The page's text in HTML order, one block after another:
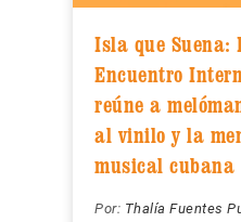
Isla que Suena:
Encuentro
reúne a
al vinilo y la
musical cubana
Por: Thalía Fuentes